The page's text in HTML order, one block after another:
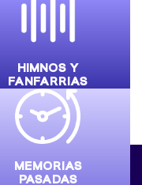
HIMNOS Y
FANFARRIAS
MEMORIAS
PASADAS